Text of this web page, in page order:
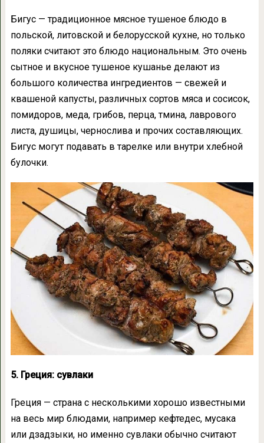
Бигус — традиционное мясное тушеное блюдо в
польской, литовской и белорусской кухне, но только
поляки считают это блюдо национальным. Это очень
сытное и вкусное тушеное кушанье делают из
большого количества ингредиентов — свежей и
квашеной капусты, различных сортов мяса и сосисок,
помидоров, меда, грибов, перца, тмина, лаврового
листа, душицы, чернослива и прочих составляющих.
Бигус могут подавать в тарелке или внутри хлебной
булочки.
5. Греция: сувлаки
Греция — страна с несколькими хорошо известными
на весь мир блюдами, например кефтедес, мусака
или дзадзыки, но именно сувлаки обычно считают